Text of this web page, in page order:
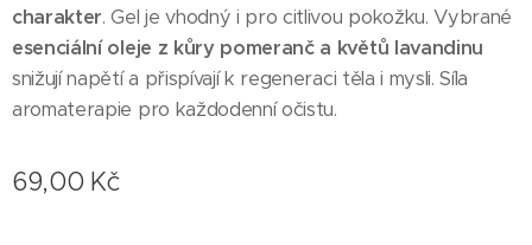
charakter. Gel je vhodný i pro citlivou pokožku. Vybrané
esenciální oleje z kůry pomeranč a květů lavandinu
snižují napětí a přispívají k regeneraci těla i mysli. Síla
aromaterapie pro každodenní očistu.
69,00 Kč